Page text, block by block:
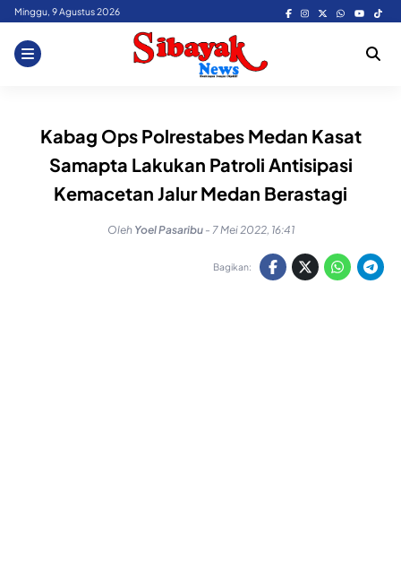
Skip
content
Minggu, 9 Agustus 2026
Kabag Ops Polrestabes Medan Kasat
Samapta Lakukan Patroli Antisipasi
Kemacetan Jalur Medan Berastagi
Oleh Yoel Pasaribu - 7 Mei 2022, 16:41
Bagikan: